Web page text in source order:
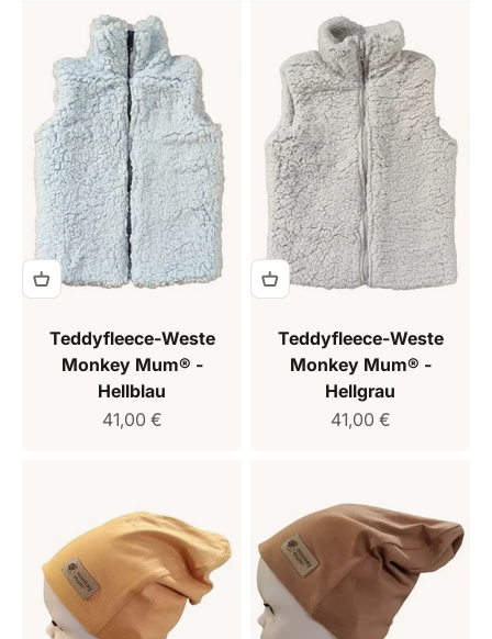
Teddyfleece-Weste
Monkey Mum® -
Hellblau
Verkaufspreis
41,00 €
Teddyfleece-Weste
Monkey Mum® -
Hellgrau
Verkaufspreis
41,00 €